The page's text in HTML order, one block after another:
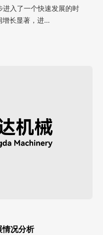
入了一个快速发展的时
增长显著，进…
情况分析